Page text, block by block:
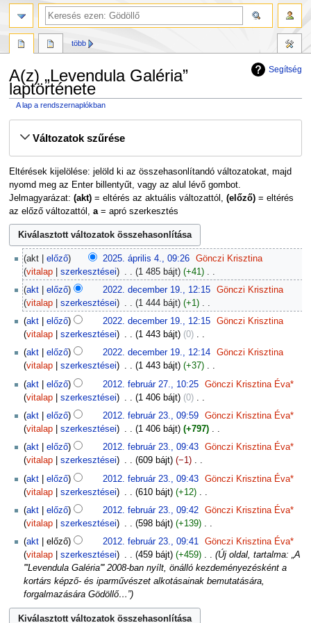
Segítség
A(z) „Levendula Galéria”
laptörténete
A lap a rendszernaplókban
Változatok szűrése
Eltérések kijelölése: jelöld ki az összehasonlítandó változatokat, majd
nyomd meg az Enter billentyűt, vagy az alul lévő gombot.
Jelmagyarázat: (akt)= eltérés az aktuális változattól, (előző)= eltérés
az előző változattól, a= apró szerkesztés
2025.
április
akt előző 2025. április 4., 09:26
Gönczi Krisztina
vitalap
szerkesztései 1 485 bájt +41 ‎
N
n
c
s
s
z
r
k
e
s
z
t
s
i
ö
s
z
e
l
2022.
december
akt előző 2022. december 19., 12:15
Gönczi Krisztina
vitalap
szerkesztései 1 444 bájt +1 ‎
N
n
c
s
s
z
r
k
e
s
z
t
s
i
ö
s
s
z
e
f
o
akt előző 2022. december 19., 12:15
Gönczi Krisztina
vitalap
szerkesztései 1 443 bájt 0 ‎
N
n
c
s
s
z
r
k
e
s
z
t
s
i
s
s
z
akt előző 2022. december 19., 12:14
Gönczi Krisztina
vitalap
szerkesztései 1 443 bájt +37 ‎
N
n
c
s
s
z
r
k
e
s
z
t
é
s
i
s
2012.
február
akt előző 2012. február 27., 10:25
Gönczi Krisztina Éva*
vitalap
szerkesztései 1 406 bájt 0 ‎
N
n
c
s
s
z
r
k
e
s
z
t
é
s
2012.
február
akt előző 2012. február 23., 09:59
Gönczi Krisztina Éva*
vitalap
szerkesztései 1 406 bájt +797 ‎
N
n
c
s
s
z
r
k
s
z
t
akt előző 2012. február 23., 09:43
Gönczi Krisztina Éva*
vitalap
szerkesztései 609 bájt −1 ‎
N
n
c
s
s
z
e
r
k
s
akt előző 2012. február 23., 09:43
Gönczi Krisztina Éva*
vitalap
szerkesztései 610 bájt +12 ‎
N
n
c
s
z
e
r
akt előző 2012. február 23., 09:42
Gönczi Krisztina Éva*
vitalap
szerkesztései 598 bájt +139 ‎
N
n
c
s
z
akt előző 2012. február 23., 09:41
Gönczi Krisztina Éva*
vitalap
szerkesztései 459 bájt +459 ‎
Új oldal, tartalma: „A
'''Levendula Galéria''' 2008-ban nyílt, önálló kezdeményezésként a
kortárs képző- és iparművészet alkotásainak bemutatására,
forgalmazására Gödöllő…”
több